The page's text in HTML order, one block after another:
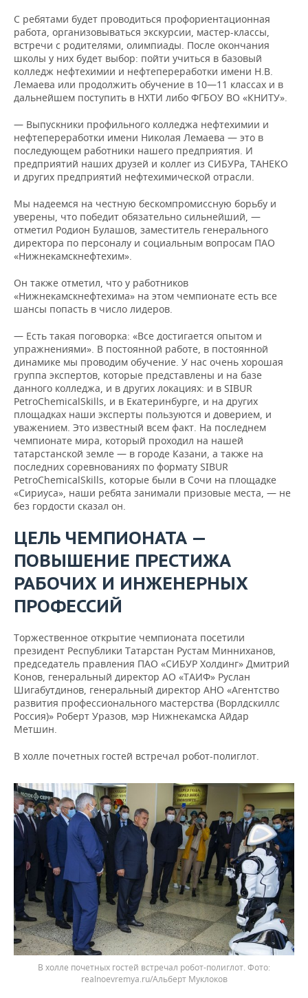
С ребятами будет проводиться профориентационная
работа, организовываться экскурсии, мастер-классы,
встречи с родителями, олимпиады. После окончания
школы у них будет выбор: пойти учиться в базовый
колледж нефтехимии и нефтепереработки имени Н.В.
Лемаева или продолжить обучение в 10—11 классах и в
дальнейшем поступить в НХТИ либо ФГБОУ ВО «КНИТУ».
— Выпускники профильного колледжа нефтехимии и
нефтепереработки имени Николая Лемаева — это в
последующем работники нашего предприятия. И
предприятий наших друзей и коллег из СИБУРа, ТАНЕКО
и других предприятий нефтехимической отрасли.
Мы надеемся на честную бескомпромиссную борьбу и
уверены, что победит обязательно сильнейший, —
отметил Родион Булашов, заместитель генерального
директора по персоналу и социальным вопросам ПАО
«Нижнекамскнефтехим».
Он также отметил, что у работников
«Нижнекамскнефтехима» на этом чемпионате есть все
шансы попасть в число лидеров.
— Есть такая поговорка: «Все достигается опытом и
упражнениями». В постоянной работе, в постоянной
динамике мы проводим обучение. У нас очень хорошая
группа экспертов, которые представлены и на базе
данного колледжа, и в других локациях: и в SIBUR
PetroChemicalSkills, и в Екатеринбурге, и на других
площадках наши эксперты пользуются и доверием, и
уважением. Это известный всем факт. На последнем
чемпионате мира, который проходил на нашей
татарстанской земле — в городе Казани, а также на
последних соревнованиях по формату SIBUR
PetroChemicalSkills, которые были в Сочи на площадке
«Сириуса», наши ребята занимали призовые места, — не
без гордости сказал он.
ЦЕЛЬ ЧЕМПИОНАТА —
ПОВЫШЕНИЕ ПРЕСТИЖА
РАБОЧИХ И ИНЖЕНЕРНЫХ
ПРОФЕССИЙ
Торжественное открытие чемпионата посетили
президент Республики Татарстан Рустам Минниханов,
председатель правления ПАО «СИБУР Холдинг» Дмитрий
Конов, генеральный директор АО «ТАИФ» Руслан
Шигабутдинов, генеральный директор АНО «Агентство
развития профессионального мастерства (Ворлдскиллс
Россия)» Роберт Уразов, мэр Нижнекамска Айдар
Метшин.
В холле почетных гостей встречал робот-полиглот.
В холле почетных гостей встречал робот-полиглот.
realnoevremya.ru/Альберт Муклоков